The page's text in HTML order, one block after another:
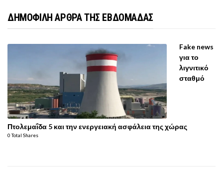
ΔΗΜΟΦΙΛΗ ΑΡΘΡΑ ΤΗΣ ΕΒΔΟΜΑΔΑΣ
Fake news
για το
λιγνιτικό
σταθμό
Πτολεμαΐδα 5 και την ενεργειακή ασφάλεια της χώρας
0 Total Shares